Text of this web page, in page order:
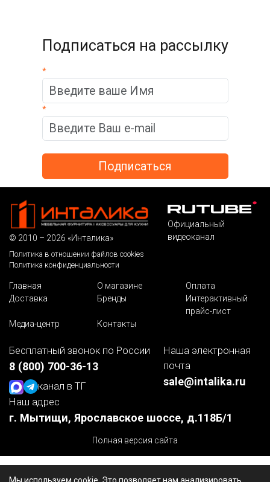
Подписаться на рассылку
*
*
© 2010 – 2026 «Инталика»
Политика в отношении файлов cookies
Политика конфиденциальности
Официальный
видеоканал
Главная О магазине
Оплата
Доставка
Бренды
Интерактивный
прайс-лист
Медиа-центр
Контакты
Бесплатный звонок по России
8 (800) 700-36-13
канал в ТГ
Наша электронная
почта
sale@intalika.ru
Наш адрес
г. Мытищи, Ярославское шоссе, д.118Б/1
Полная версия сайта